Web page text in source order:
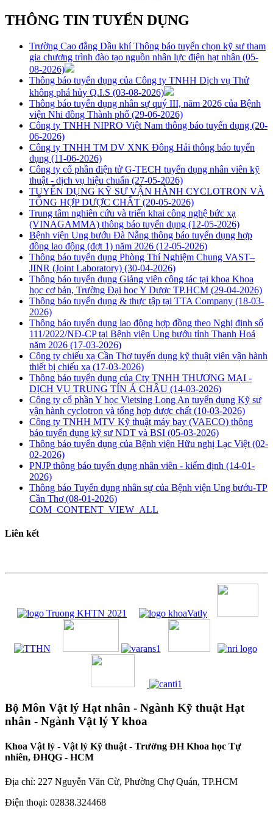
THÔNG TIN TUYỂN DỤNG
Trường Cao đẳng Dầu khí Thông báo tuyển chọn kỹ sư tham
gia chương trình đào tạo nguồn nhân lực điện hạt nhân (05-
08-2026)
Thông báo tuyển dụng của Công ty TNHH Dịch vụ Thử
không phá hủy Q.I.S (03-08-2026)
Thông báo tuyển dụng nhân sự quý III, năm 2026 của Bệnh
viện Nhi đồng Thành phố (29-06-2026)
Công ty TNHH NIPRO Việt Nam thông báo tuyển dụng (20-
06-2026)
Công ty TNHH TM DV XNK Đông Hải thông báo tuyển
dụng (11-06-2026)
Công ty cổ phần điện tử G-TECH tuyển dụng nhân viên kỹ
thuật - dịch vụ hiệu chuẩn (27-05-2026)
TUYỂN DỤNG KỸ SƯ VẬN HÀNH CYCLOTRON VÀ
TỔNG HỢP DƯỢC CHẤT (20-05-2026)
Trung tâm nghiên cứu và triển khai công nghệ bức xạ
(VINAGAMMA) thông báo tuyển dụng (12-05-2026)
Bệnh viện Ung bướu Đà Nẵng thông báo tuyển dụng hợp
đồng lao động (đợt 1) năm 2026 (12-05-2026)
Thông báo tuyển dụng Phòng Thí Nghiệm Chung VAST–
JINR (Joint Laboratory) (30-04-2026)
Thông báo tuyển dụng Giảng viên công tác tại khoa Khoa
học cơ bản, Trường Đại học Y Dược TP.HCM (29-04-2026)
Thông báo tuyển dụng & thực tập tại TTA Company (18-03-
2026)
Thông báo tuyển dụng lao động hợp đồng theo Nghị định số
111/2022/NĐ-CP tại Bệnh viện Ung bướu tỉnh Thanh Hoá
năm 2026 (17-03-2026)
Công ty chiếu xạ Cần Thơ tuyển dụng kỹ thuật viên vận hành
thiết bị chiếu xạ (17-03-2026)
Thông báo tuyển dụng của Cty TNHH THƯƠNG MẠI -
DỊCH VỤ TRUNG TÍN Á CHÂU (14-03-2026)
Công ty cổ phần Y học Vietsing Long An tuyển dụng Kỹ sư
vận hành cyclotron và tổng hợp dược chất (10-03-2026)
Công ty TNHH MTV Kỹ thuật máy bay (VAECO) thông
báo tuyển dụng kỹ sư NDT và BSI (05-03-2026)
Thông báo tuyển dụng của Bệnh viện Hữu nghị Lạc Việt (02-
02-2026)
PNJP thông báo tuyển dụng nhân viên - kiểm định (14-01-
2026)
Thông báo Tuyển dụng nhân sự của Bệnh viện Ung bướu-TP
Cần Thơ(08-01-2026)
COM_CONTENT_VIEW_ALL
Liên kết
Bộ Môn Vật lý Hạt nhân - Ngành Kỹ thuật Hạt
nhân - Ngành Vật lý Y khoa
Khoa Vật lý - Vật lý Kỹ thuật - Trường ĐH Khoa học Tự
nhiên, ĐHQG - HCM
Địa chỉ: 227 Nguyễn Văn Cừ, Phường Chợ Quán, TP.HCM
Điện thoại: 02838.324468